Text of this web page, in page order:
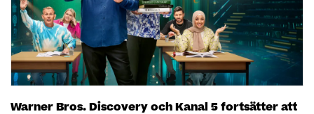
Warner Bros. Discovery och Kanal 5 fortsätter att